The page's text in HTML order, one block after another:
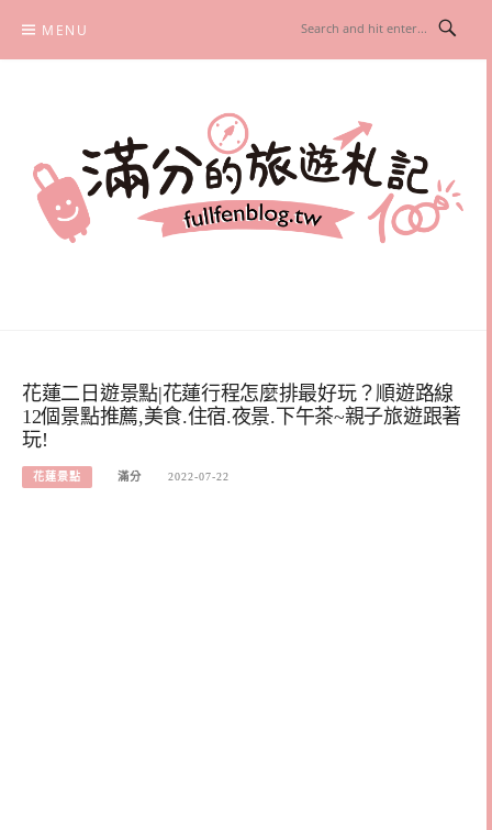
content
MENU
花蓮二日遊景點|花蓮行程怎麼排最好玩？順遊路線
12個景點推薦,美食.住宿.夜景.下午茶~親子旅遊跟著
玩!
花蓮景點 滿分 2022-07-22